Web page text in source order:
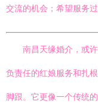
交流的机会；希望服务
南昌天缘婚介，或
负责任的红娘服务和扎
脚跟。它更像一个传统